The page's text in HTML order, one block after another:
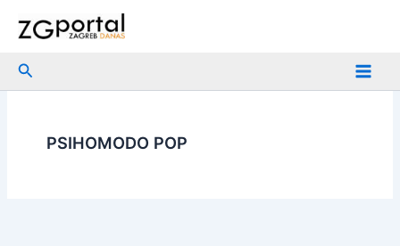
Search
PSIHOMODO POP